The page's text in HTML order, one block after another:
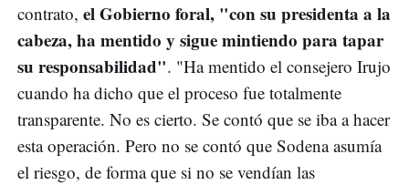
contrato, el Gobierno foral, "con su presidenta a la
cabeza, ha mentido y sigue mintiendo para tapar
su responsabilidad". "Ha mentido el consejero Irujo
cuando ha dicho que el proceso fue totalmente
transparente. No es cierto. Se contó que se iba a hacer
esta operación. Pero no se contó que Sodena asumía
el riesgo, de forma que si no se vendían las